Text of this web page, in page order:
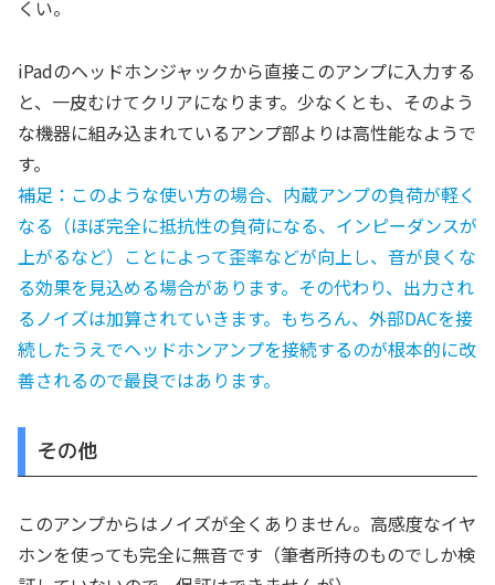
くい。
iPadのヘッドホンジャックから直接このアンプに入力する
と、一皮むけてクリアになります。少なくとも、そのよう
な機器に組み込まれているアンプ部よりは高性能なようで
す。
補足：このような使い方の場合、内蔵アンプの負荷が軽く
なる（ほぼ完全に抵抗性の負荷になる、インピーダンスが
上がるなど）ことによって歪率などが向上し、音が良くな
る効果を見込める場合があります。その代わり、出力され
るノイズは加算されていきます。もちろん、外部DACを接
続したうえでヘッドホンアンプを接続するのが根本的に改
善されるので最良ではあります。
その他
このアンプからはノイズが全くありません。高感度なイヤ
ホンを使っても完全に無音です（筆者所持のものでしか検